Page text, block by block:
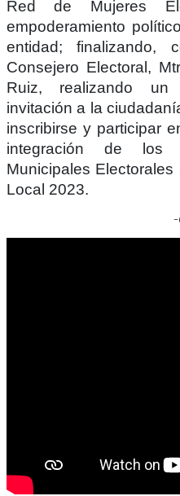
Red de Mujeres
empoderamiento
entidad; finalizando,
Consejero Electoral,
Ruiz, realizando
invitación a la
inscribirse y participar
integración de los
Municipales
Local 2023.